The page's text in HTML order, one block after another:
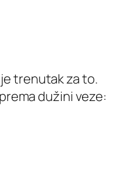
trenutak za to.
dužini veze: